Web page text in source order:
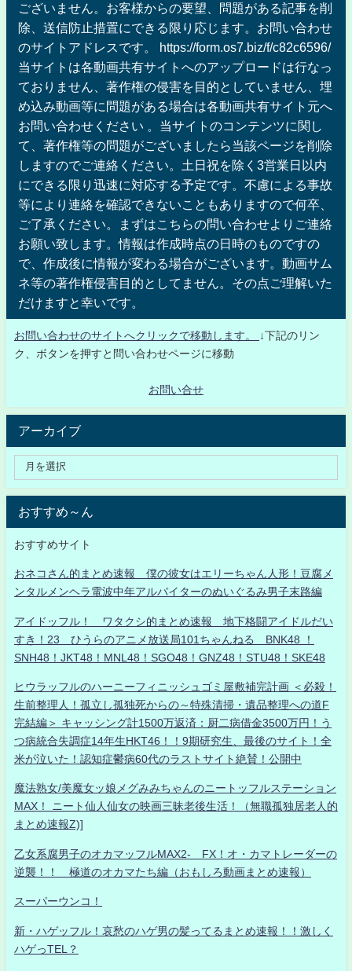
ございません。お客様からの要望、問題がある記事を削
除、送信防止措置にできる限り応じます。お問い合わせ
のサイトアドレスです。 https://form.os7.biz/f/c82c6596/
当サイトは各動画共有サイトへのアップロードは行なっ
ておりません、著作権の侵害を目的としていません、埋
め込み動画等に問題がある場合は各動画共有サイト元へ
お問い合わせください 。当サイトのコンテンツに関し
て、著作権等の問題がございましたら当該ページを削除
しますのでご連絡ください。土日祝を除く3営業日以内
にできる限り迅速に対応する予定です。不慮による事故
等により連絡を確認できないこともありますので何卒、
ご了承ください。まずはこちらの問い合わせよりご連絡
お願い致します。情報は作成時点の日時のものですの
で、作成後に情報が変わる場合がございます。動画サム
ネ等の著作権侵害目的としてません。その点ご理解いた
だけますと幸いです。
お問い合わせのサイトへクリックで移動します。
↓下記のリン
ク、ボタンを押すと問い合わせページに移動
お問い合せ
アーカイブ
おすすめ～ん
おすすめサイト
おネコさん的まとめ速報 僕の彼女はエリーちゃん人形！豆腐メ
ンタルメンヘラ電波中年アルバイターのぬいぐるみ男子末路編
アイドッフル！ ワタクシ的まとめ速報 地下格闘アイドルだい
すき！23 ひうらのアニメ放送局101ちゃんねる BNK48 ！
SNH48！JKT48！MNL48！SGO48！GNZ48！STU48！SKE48
ヒウラッフルのハーニーフィニッシュゴミ屋敷補完計画 ＜必殺！
生前整理人！孤立し孤独死からの～特殊清掃・遺品整理への道F
完結編＞ キャッシング計1500万返済：厨二病借金3500万円！う
つ病統合失調症14年生HKT46！！9期研究生、最後のサイト！全
米が泣いた！認知症鬱病60代のラストサイト絶賛！公開中
魔法熟女/美魔女ッ娘メグみみちゃんのニートッフルステーション
MAX！ ニート仙人仙女の映画三昧老後生活！（無職孤独居老人的
まとめ速報Z)]
乙女系腐男子のオカマッフルMAX2- FX！オ・カマトレーダーの
逆襲！！ 極道のオカマたち編（おもしろ動画まとめ速報）
スーパーウンコ！
新・ハゲッフル！哀愁のハゲ男の髪ってるまとめ速報！！激しく
ハゲっTEL？